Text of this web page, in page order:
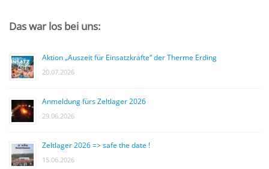
Das war los bei uns:
Aktion „Auszeit für Einsatzkräfte“ der Therme Erding
20.07.2026
Anmeldung fürs Zeltlager 2026
29.06.2026
Zeltlager 2026 => safe the date !
15.06.2026